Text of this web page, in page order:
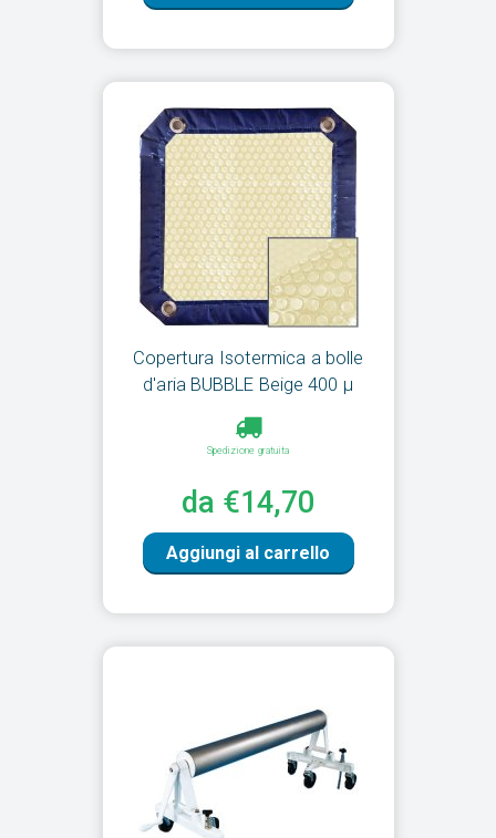
Copertura Isotermica a bolle
d'aria BUBBLE Beige 400 µ
Spedizione gratuita
da €14,70
Aggiungi al carrello